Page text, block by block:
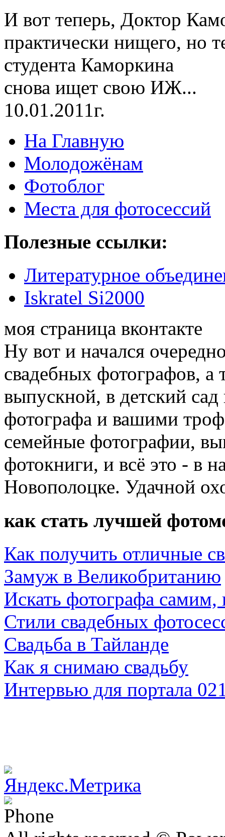
И вот теперь, Доктор
практически нищего, но
студента Каморкина
снова ищет свою ИЖ...
10.01.2011г.
На Главную
Молодожёнам
Фотоблог
Места для фотосессий
Полезные ссылки:
Литературное
Iskratel Si2000
моя страница вконтакте
Ну вот и начался
свадебных фотографов, а
выпускной, в детский
фотографа и вашими
семейные фотографии,
фотокниги, и всё это - в
Новополоцке. Удачной
как стать лучшей
Как получить отличные
Замуж в Великобританию
Искать фотографа самим,
Стили свадебных
Свадьба в Тайланде
Как я снимаю свадьбу
Интервью для портала